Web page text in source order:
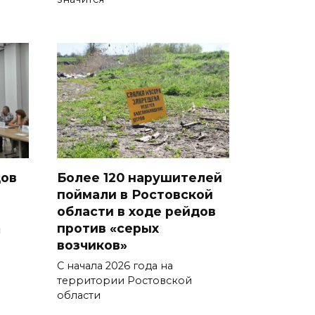
сберечь – спрячьте первое
сорванное яблоко: приметы
на 8 августа
07 августа 2026 22:04
В Железнодорожном районе
Ростова-на-Дону на сутки
отключат воду из-за
капремонта сетей
07 августа 2026 20:32
осквернивших стелу
«Освободителям Ростова»
Более 120 нарушителей
поймали в Ростовской
области в ходе рейдов
против «серых
возчиков»
С начала 2026 года на
территории Ростовской
области